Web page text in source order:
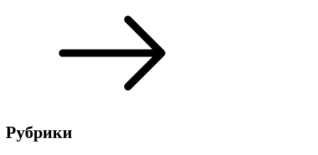
Рубрики